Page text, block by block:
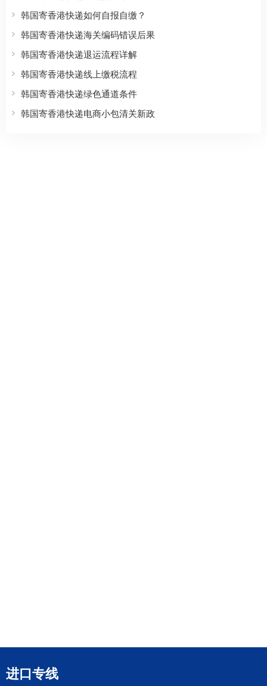
韩国寄香港快递如何自报自缴？
韩国寄香港快递海关编码错误后果
韩国寄香港快递退运流程详解
韩国寄香港快递线上缴税流程
韩国寄香港快递绿色通道条件
韩国寄香港快递电商小包清关新政
进口专线